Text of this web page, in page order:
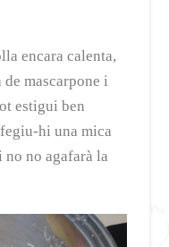
encara calenta,
mascarpone i
estigui ben
hi una mica
no no agafarà la